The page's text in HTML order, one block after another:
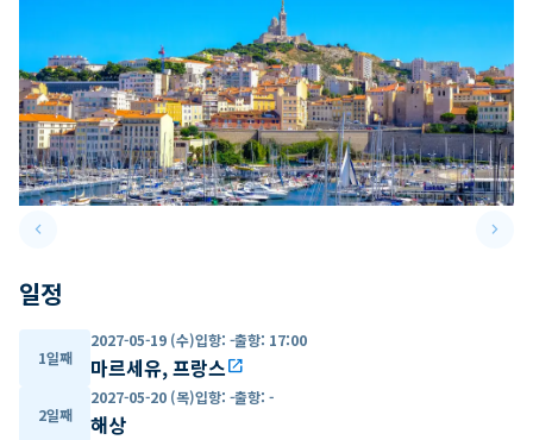
keyboard_arrow_leftPrevious slide keyboard_arrow_right
일정
1일째
2027-05-19 (수)입항: -출항: 17:00
마르세유, 프랑스open_in_new
2일째
2027-05-20 (목)입항: -출항: -
해상